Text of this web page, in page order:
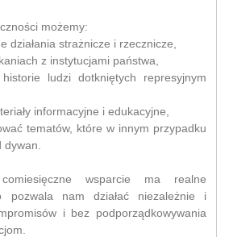
możemy:
działania strażnicze i rzecznicze,
z instytucjami państwa,
ludzi dotkniętych represyjnym
informacyjne i edukacyjne,
tematów, które w innym przypadku
dywan.
wsparcie ma realne
nam działać niezależnie i
i bez podporządkowywania